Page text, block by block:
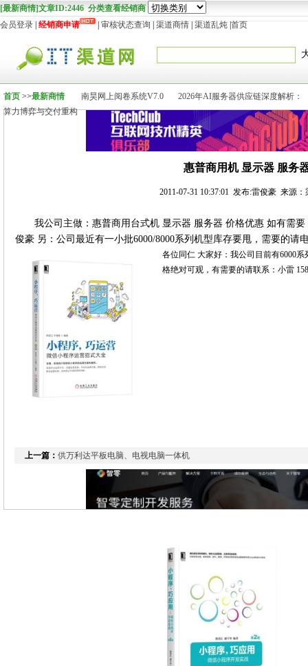
[最新商情]文章ID:2446 分类查看经销商
会员登录 经销商申请 审核状态查询 渠道商情 渠道乱炖 首页
首页 >>最新商情 南昊网上阅卷系统V7.0
2026年AI服务器供应链深度解析：
算力博弈与交付重构
惠普商用机 显示器 服务
2011-07-31 10:37:01 发布:雷俊豪 来源：
我公司主做：惠普商用台式机 显示器 服务器 价格优惠 如有需要
俊豪 另：公司最近有一小批6000/8000系列机型库存要甩，需要的请
各位同仁 大家好：我公司目前有6000
格绝对可观，有需要的请联系：小雷
上一篇： 供万利达平板电脑、电视电脑一体机